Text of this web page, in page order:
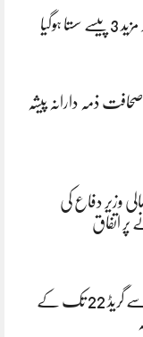
ہوگیا
ذمہ دارانہ پیشہ
وزیر دفاع کی
پر اتفاق
اسلام آباد ہائیکورٹ، گریڈ 17 سے گریڈ 22 تک کے